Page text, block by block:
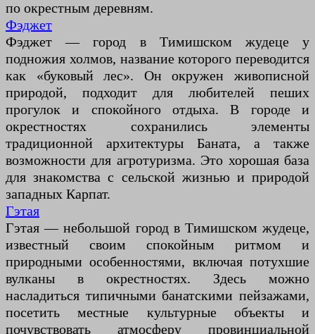
по окрестным деревням.
Фэджет
Фэджет — город в Тимишском жудеце у
подножия холмов, название которого переводится
как «буковый лес». Он окружен живописной
природой, подходит для любителей пеших
прогулок и спокойного отдыха. В городе и
окрестностях сохранились элементы
традиционной архитектуры Баната, а также
возможности для агротуризма. Это хорошая база
для знакомства с сельской жизнью и природой
западных Карпат.
Гэтая
Гэтая — небольшой город в Тимишском жудеце,
известный своим спокойным ритмом и
природными особенностями, включая потухшие
вулканы в окрестностях. Здесь можно
насладиться типичными банатскими пейзажами,
посетить местные культурные объекты и
почувствовать атмосферу провинциальной